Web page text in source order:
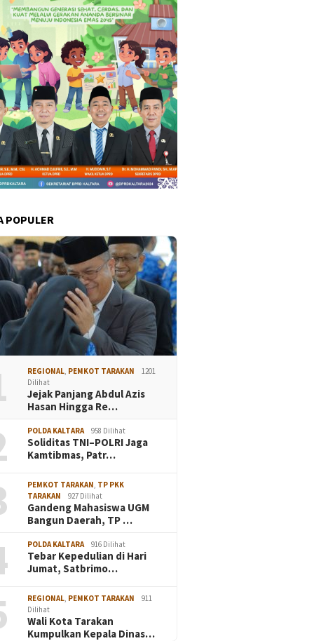
POPULER
REGIONAL PEMKOT TARAKAN
1201
Dilihat
Jejak Panjang Abdul Azis
Hasan Hingga Re…
POLDA KALTARA 958 Dilihat
Soliditas TNI–POLRI Jaga
Kamtibmas, Patr…
PEMKOT TARAKAN TP PKK
TARAKAN
927 Dilihat
Gandeng Mahasiswa UGM
Bangun Daerah, TP …
POLDA KALTARA 916 Dilihat
Tebar Kepedulian di Hari
Jumat, Satbrimo…
REGIONAL PEMKOT TARAKAN
911
Dilihat
Wali Kota Tarakan
Kumpulkan Kepala Dinas…